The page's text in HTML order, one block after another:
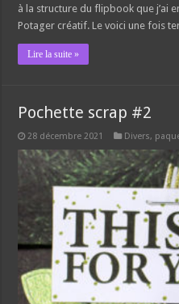
à la structure du flipbook que j’ai
Potager créatif. Le voici une fois
Lire la suite »
Pochette scrap #2
28 décembre 2021 Divers,